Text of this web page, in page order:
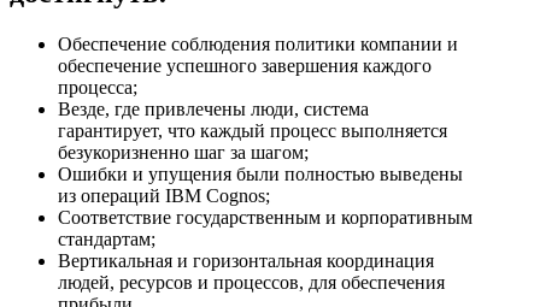
Обеспечение соблюдения политики компании и
обеспечение успешного завершения каждого
процесса;
Везде, где привлечены люди, система
гарантирует, что каждый процесс выполняется
безукоризненно шаг за шагом;
Ошибки и упущения были полностью выведены
из операций IBM Cognos;
Соответствие государственным и корпоративным
стандартам;
Вертикальная и горизонтальная координация
людей, ресурсов и процессов, для обеспечения